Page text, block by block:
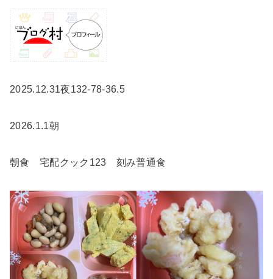
2025.12.31夜132-78-36.5
2026.1.1朝
朝食 宅配クック123 刻み普通食